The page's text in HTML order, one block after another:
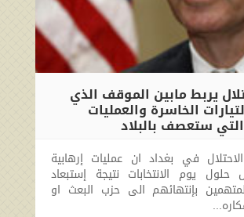
يربط مابين الموقف الذي
الخاسرة والعمليات
التي ستعصف بالبلاد
في بغداد ان عمليات إرهابية
يوم الانتخابات نتيجة إستبعاد
بإنتهائهم الى حزب البعث او